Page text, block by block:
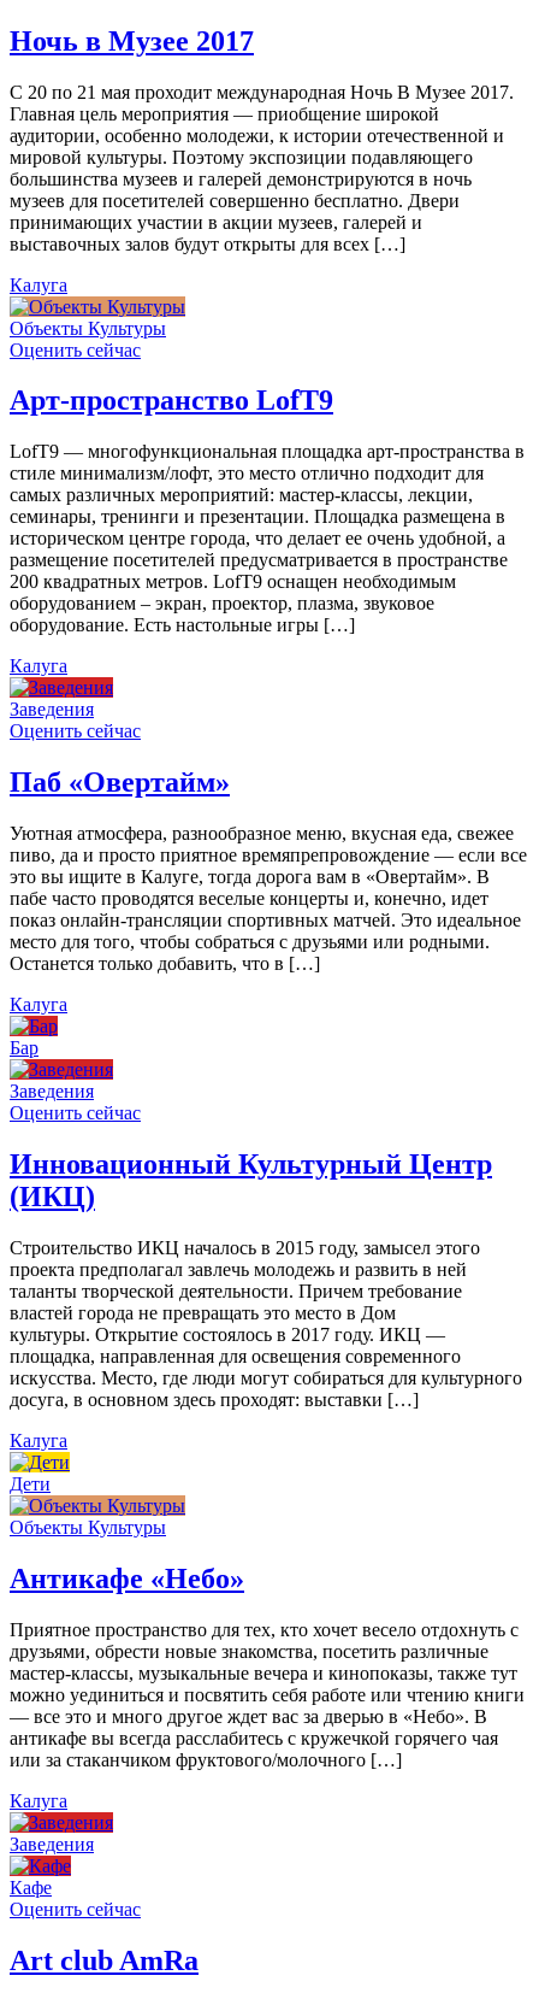
Ночь в Музее 2017
С 20 по 21 мая проходит международная Ночь В Музее 2017.
Главная цель мероприятия — приобщение широкой
аудитории, особенно молодежи, к истории отечественной и
мировой культуры. Поэтому экспозиции подавляющего
большинства музеев и галерей демонстрируются в ночь
музеев для посетителей совершенно бесплатно. Двери
принимающих участии в акции музеев, галерей и
выставочных залов будут открыты для всех […]
Калуга
Объекты Культуры
Оценить сейчас
Арт-пространство LofT9
LofT9 — многофункциональная площадка арт-пространства в
стиле минимализм/лофт, это место отлично подходит для
самых различных мероприятий: мастер-классы, лекции,
семинары, тренинги и презентации. Площадка размещена в
историческом центре города, что делает ее очень удобной, а
размещение посетителей предусматривается в пространстве
200 квадратных метров. LofT9 оснащен необходимым
оборудованием – экран, проектор, плазма, звуковое
оборудование. Есть настольные игры […]
Калуга
Заведения
Оценить сейчас
Паб «Овертайм»
Уютная атмосфера, разнообразное меню, вкусная еда, свежее
пиво, да и просто приятное времяпрепровождение — если все
это вы ищите в Калуге, тогда дорога вам в «Овертайм». В
пабе часто проводятся веселые концерты и, конечно, идет
показ онлайн-трансляции спортивных матчей. Это идеальное
место для того, чтобы собраться с друзьями или родными.
Останется только добавить, что в […]
Калуга
Бар
Заведения
Оценить сейчас
Инновационный Культурный Центр
(ИКЦ)
Строительство ИКЦ началось в 2015 году, замысел этого
проекта предполагал завлечь молодежь и развить в ней
таланты творческой деятельности. Причем требование
властей города не превращать это место в Дом
культуры. Открытие состоялось в 2017 году. ИКЦ —
площадка, направленная для освещения современного
искусства. Место, где люди могут собираться для культурного
досуга, в основном здесь проходят: выставки […]
Калуга
Дети
Объекты Культуры
Антикафе «Небо»
Приятное пространство для тех, кто хочет весело отдохнуть с
друзьями, обрести новые знакомства, посетить различные
мастер-классы, музыкальные вечера и кинопоказы, также тут
можно уединиться и посвятить себя работе или чтению книги
— все это и много другое ждет вас за дверью в «Небо». В
антикафе вы всегда расслабитесь с кружечкой горячего чая
или за стаканчиком фруктового/молочного […]
Калуга
Заведения
Кафе
Оценить сейчас
Art сlub AmRa